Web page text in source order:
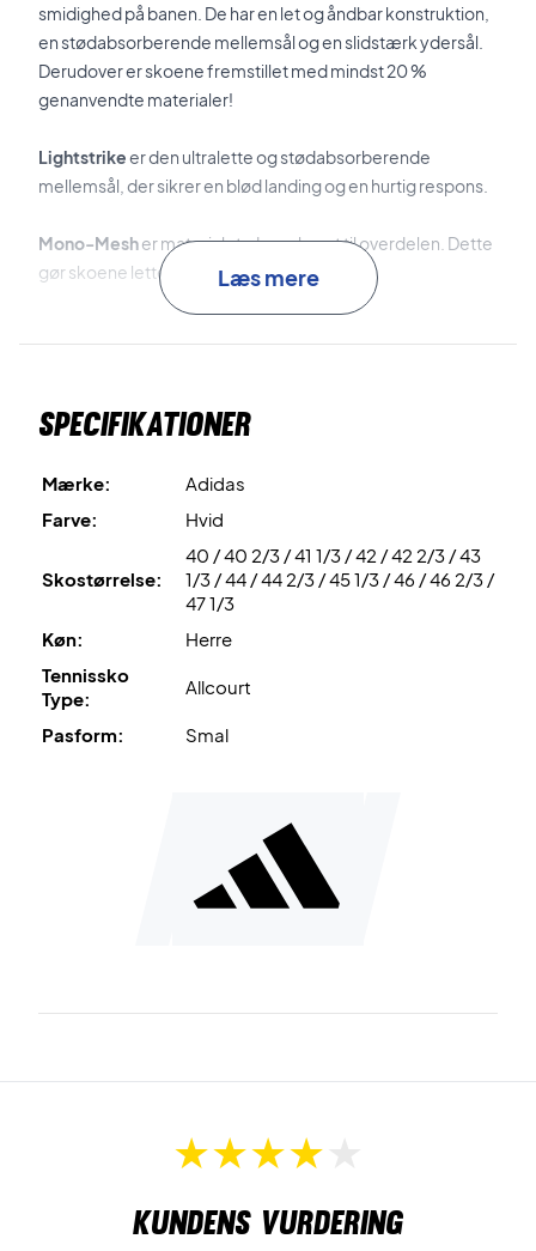
smidighed på banen. De har en let og åndbar konstruktion,
en stødabsorberende mellemsål og en slidstærk ydersål.
Derudover er skoene fremstillet med mindst 20 %
genanvendte materialer!
Lightstrikeer den ultralette og stødabsorberende
mellemsål, der sikrer en blød landing og en hurtig respons.
Mono-Mesher materialet, der er brugt til overdelen. Dette
gør skoene lette, åndbare og komfortable.
ydersålen. Dette sikrer masser af slidstærkhed og et
Til sidst, er det en allcourt tennissko, hvilket gør dem
velegnede til både tennis- og padelbaner.
Oplev farten og komforten – køb et par i dag!
Farve: Hvid, sort og grå.
Læs mere
Specifikationer
Mærke:
Adidas
Farve:
Hvid
Skostørrelse:
40 / 40 2/3 / 41 1/3 / 42 / 42 2/3 / 43
1/3 / 44 / 44 2/3 / 45 1/3 / 46 / 46 2/3 /
47 1/3
Køn:
Herre
Tennissko
Type:
Allcourt
Pasform: Smal
Kundens vurdering